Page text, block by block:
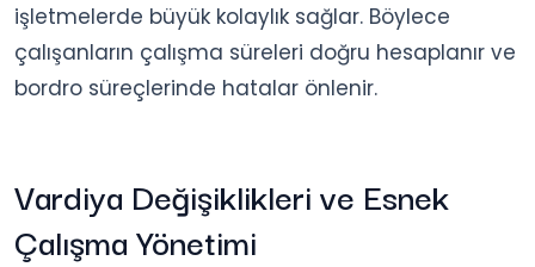
işletmelerde büyük kolaylık sağlar. Böylece
çalışanların çalışma süreleri doğru hesaplanır ve
bordro süreçlerinde hatalar önlenir.
Vardiya Değişiklikleri ve Esnek
Çalışma Yönetimi